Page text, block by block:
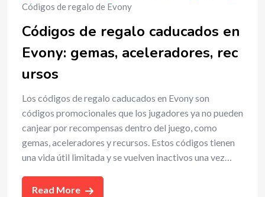
Códigos de regalo de Evony
Códigos de regalo caducados en
Evony: gemas, aceleradores, rec
ursos
Los códigos de regalo caducados en Evony son
códigos promocionales que los jugadores ya no pueden
canjear por recompensas dentro del juego, como
gemas, aceleradores y recursos. Estos códigos tienen
una vida útil limitada y se vuelven inactivos una vez…
Read More